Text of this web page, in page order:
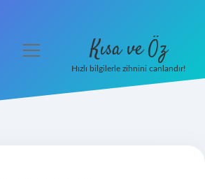
menüyü
Kısa ve Öz
Hızlı bilgilerle zihnini canlandır!